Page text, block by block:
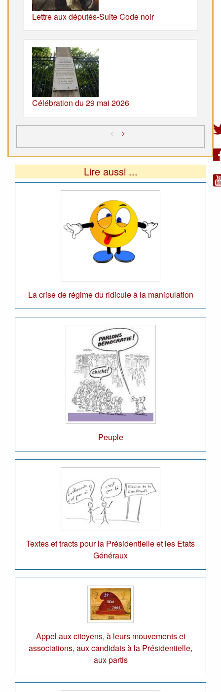
Lettre aux députés-Suite Code noir
Célébration du 29 mai 2026
< >
Lire aussi ...
La crise de régime du ridicule à la manipulation
Peuple
Textes et tracts pour la Présidentielle et les Etats
Généraux
Appel aux citoyens, à leurs mouvements et
associations, aux candidats à la Présidentielle,
aux partis